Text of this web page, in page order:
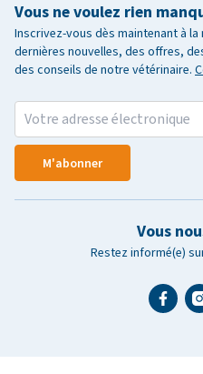
Vous ne voulez rien
Inscrivez-vous dès maintenant à
dernières nouvelles, des offres,
des conseils de notre vétérinaire.
M'abonner
Vous
Restez informé(e)